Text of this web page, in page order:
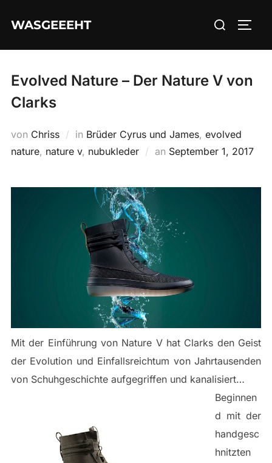
InhaltWASGEEEHT
Suchen
Evolved Nature – Der Nature V von
Clarks
von Chriss in Brüder Cyrus und James, evolved
nature, nature v, nubukleder an Veröffentlicht
September 1, 2017
Mit der Einführung von Nature V hat Clarks den Geist
der Evolution und Einfallsreichtum von Jahrtausenden
von Schuhgeschichte aufgegriffen und kanalisiert…
Beginnen
d mit der
handgesc
hnitzten